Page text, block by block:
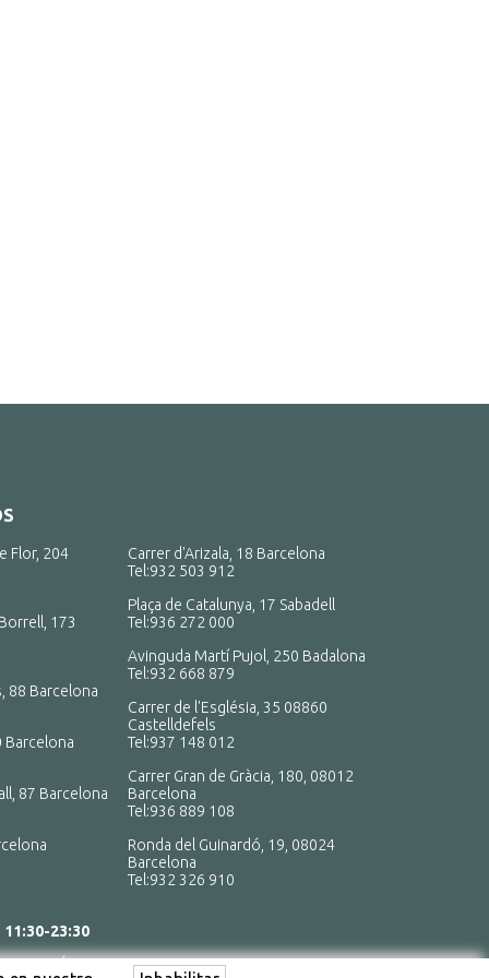
Flor, 204
173
88 Barcelona
Barcelona
87 Barcelona
Carrer d'Arizala, 18 Barcelona
Tel:932 503 912
Plaça de Catalunya, 17 Sabadell
Tel:936 272 000
Avinguda Martí Pujol, 250 Badalona
Tel:932 668 879
Carrer de l'Església, 35 08860
Castelldefels
Tel:937 148 012
Carrer Gran de Gràcia, 180, 08012
Barcelona
Tel:936 889 108
Ronda del Guinardó, 19, 08024
Barcelona
Tel:932 326 910
11:30-23:30